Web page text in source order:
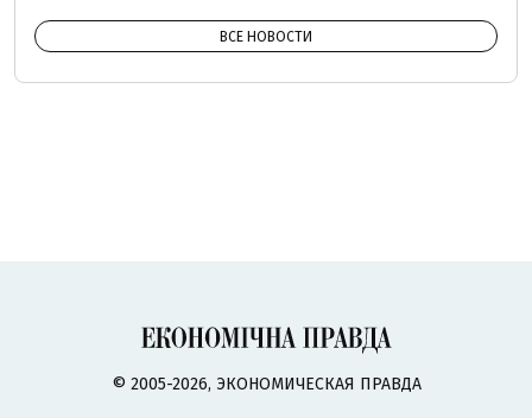
ВСЕ НОВОСТИ
© 2005-2026, ЭКОНОМИЧЕСКАЯ ПРАВДА